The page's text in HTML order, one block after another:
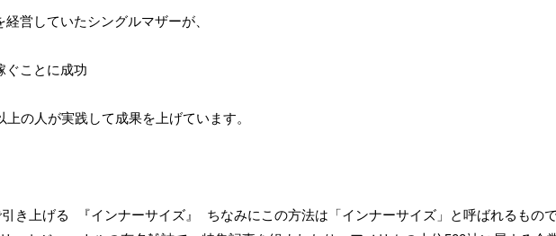
経営していたシングルマザーが、
ぐことに成功
の人が実践して成果を上げています。
き上げる 『インナーサイズ』 ちなみにこの方法は「インナーサイズ」と呼ばれるもの